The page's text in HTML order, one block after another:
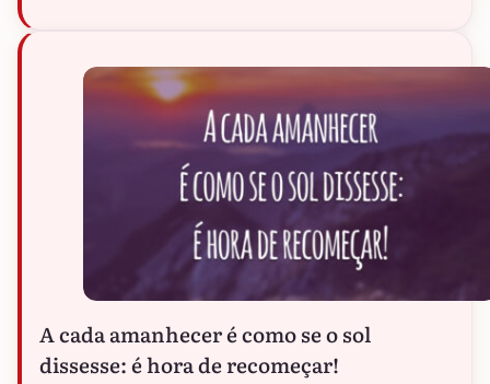
A cada amanhecer é como se o sol
dissesse: é hora de recomeçar!